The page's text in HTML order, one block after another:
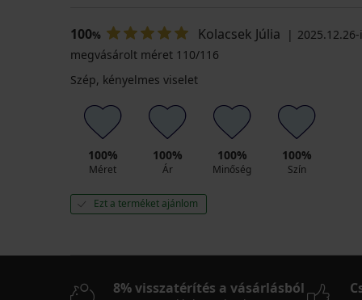
100% Kolacsek Júlia
megvásárolt méret 110/116
Szép, kényelmes viselet
100%
Méret
100%
Ár
100%
Minőség
100%
Szín
Ezt a terméket ajánlom
8% visszatérítés a vásárlásból